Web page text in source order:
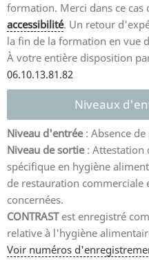
formation. Merci dans ce
accessibilité. Un retour
la fin de la formation en vue
À votre entière disposition
06.10.13.81.82
Niveaux
Niveau d'entrée: Absence
Niveau de sortie: Attestation
spécifique en hygiène
de restauration commerciale
concernées.
CONTRASTest enregistré
relative à l'hygiène
Voir numéros